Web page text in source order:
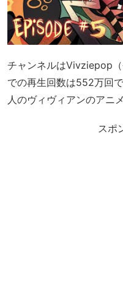
チャンネルはVivziepop
での再生回数は552万回
人のヴィヴィアンのアニ
スポ